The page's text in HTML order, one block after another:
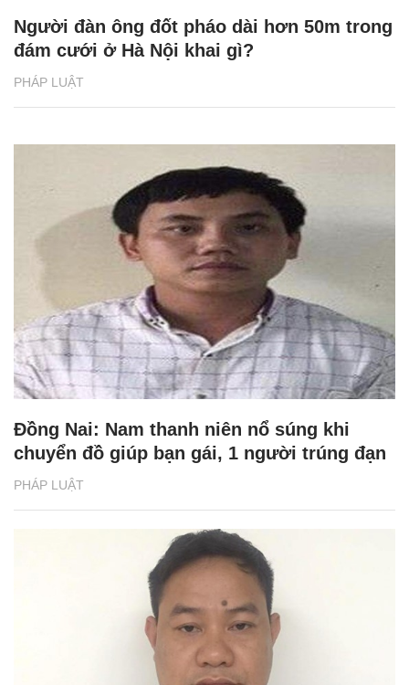
PHÁP LUẬT
Người đàn ông đốt pháo dài hơn 50m trong
đám cưới ở Hà Nội khai gì?
PHÁP LUẬT
Đồng Nai: Nam thanh niên nổ súng khi
chuyển đồ giúp bạn gái, 1 người trúng đạn